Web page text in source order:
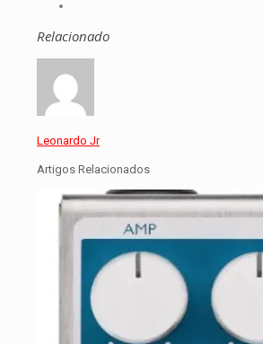
Relacionado
Leonardo Jr
Artigos Relacionados